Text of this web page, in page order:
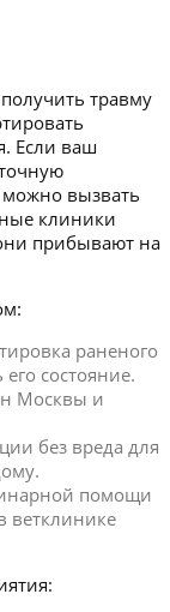
травму
Если ваш
вызвать
клиники
прибывают на
раненого
состояние.
Москвы и
без вреда для
помощи
ветклинике